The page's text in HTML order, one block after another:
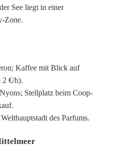
See liegt in einer
Zone.
Kaffee mit Blick auf
2 €/h).
Stellplatz beim Coop-
des Parfums.